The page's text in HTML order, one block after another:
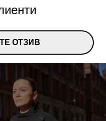
ОТЗИВ